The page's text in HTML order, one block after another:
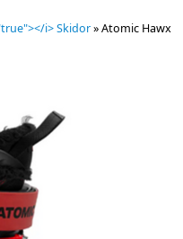
i> Skidor»Atomic Hawx